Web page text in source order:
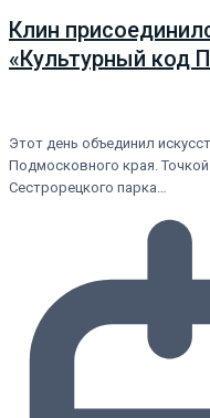
Клин
«Культурный код
Этот день объединил
Подмосковного края.
Сестрорецкого парка…